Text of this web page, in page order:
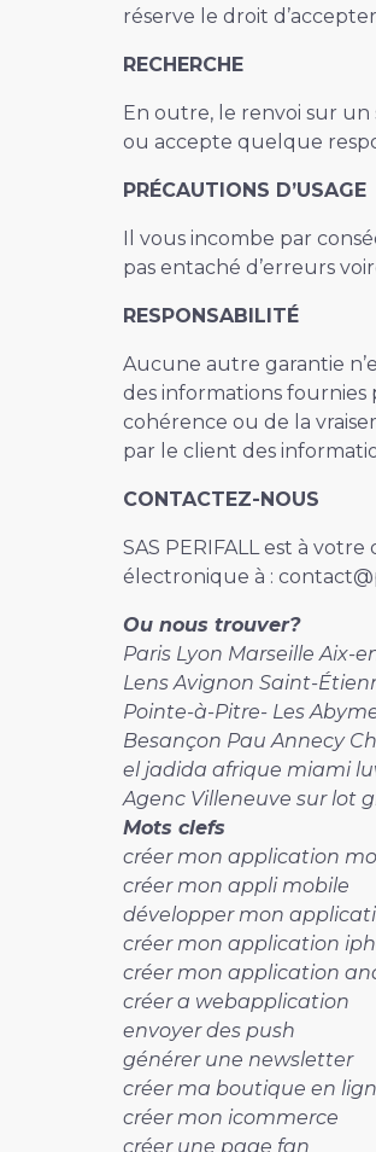
réserve le droit
RECHERCHE
En outre, le renvoi sur
ou accepte quelque
PRÉCAUTIONS D’USAGE
Il vous incombe par
pas entaché d’erreurs
RESPONSABILITÉ
Aucune autre garantie
des informations fournies
cohérence ou de la
par le client des
CONTACTEZ-NOUS
SAS PERIFALL est à
électronique à :
Ou nous trouver?
Paris Lyon Marseille Aix-
Lens Avignon Saint-
Pointe-à-Pitre- Les
Besançon Pau Annecy
el jadida afrique miami
Agenc Villeneuve sur lot
Mots clefs
créer mon application
créer mon appli mobile
développer mon
créer mon application
créer mon application
créer a webapplication
envoyer des push
générer une newsletter
créer ma boutique en
créer mon icommerce
créer une page fan